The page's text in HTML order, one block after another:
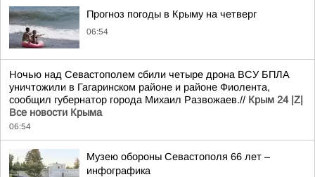
Прогноз погоды в Крыму на четверг
06:54
Ночью над Севастополем сбили четыре дрона ВСУ БПЛА
уничтожили в Гагаринском районе и районе Фиолента,
сообщил губернатор города Михаил Развожаев.// Крым 24 |Z|
Все новости Крыма
06:54
Музею обороны Севастополя 66 лет –
инфографика